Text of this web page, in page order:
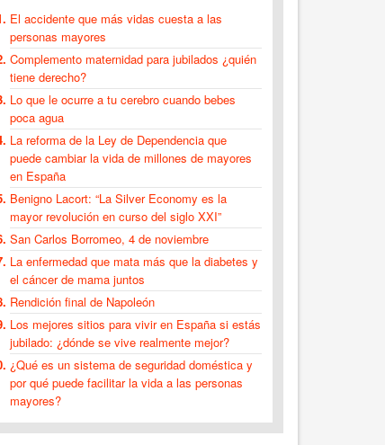
El accidente que más vidas cuesta a las
personas mayores
Complemento maternidad para jubilados ¿quién
tiene derecho?
Lo que le ocurre a tu cerebro cuando bebes
poca agua
La reforma de la Ley de Dependencia que
puede cambiar la vida de millones de mayores
en España
Benigno Lacort: “La Silver Economy es la
mayor revolución en curso del siglo XXI”
San Carlos Borromeo, 4 de noviembre
La enfermedad que mata más que la diabetes y
el cáncer de mama juntos
Rendición final de Napoleón
Los mejores sitios para vivir en España si estás
jubilado: ¿dónde se vive realmente mejor?
¿Qué es un sistema de seguridad doméstica y
por qué puede facilitar la vida a las personas
mayores?